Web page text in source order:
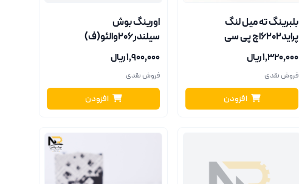
بلبرینگ ته میل لنگ
پراید6202اچ پی سی
۱٬۳۲۰٬۰۰۰ ریال
فروش نقدی
افزودن
اورینگ بوش
سیلندر206والئو(ف)
۱٬۹۰۰٬۰۰۰ ریال
فروش نقدی
افزودن